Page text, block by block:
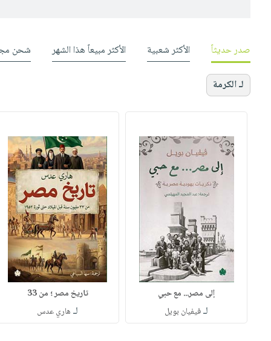
صدر حديثاً الأكثر شعبية الأكثر مبيعاً هذا الشهر شحن
لـ الكرمة
إلى مصر... مع حبي
لـفيفيان بويل
تاريخ مصر ؛ من 33
لـ هاري عدس